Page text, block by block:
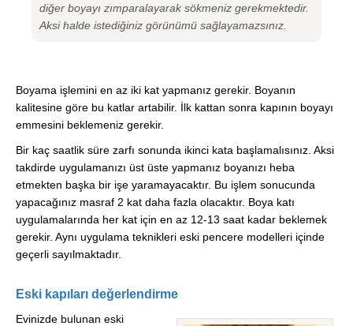
diğer boyayı zımparalayarak sökmeniz gerekmektedir.
Aksi halde istediğiniz görünümü sağlayamazsınız.
Boyama işlemini en az iki kat yapmanız gerekir. Boyanın
kalitesine göre bu katlar artabilir. İlk kattan sonra kapının boyayı
emmesini beklemeniz gerekir.
Bir kaç saatlik süre zarfı sonunda ikinci kata başlamalısınız. Aksi
takdirde uygulamanızı üst üste yapmanız boyanızı heba
etmekten başka bir işe yaramayacaktır. Bu işlem sonucunda
yapacağınız masraf 2 kat daha fazla olacaktır. Boya katı
uygulamalarında her kat için en az 12-13 saat kadar beklemek
gerekir. Aynı uygulama teknikleri eski pencere modelleri içinde
geçerli sayılmaktadır.
Eski kapıları değerlendirme
Evinizde bulunan eski